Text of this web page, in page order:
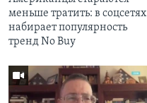
меньше тратить: в соцсетях
набирает популярность
тренд No Buy